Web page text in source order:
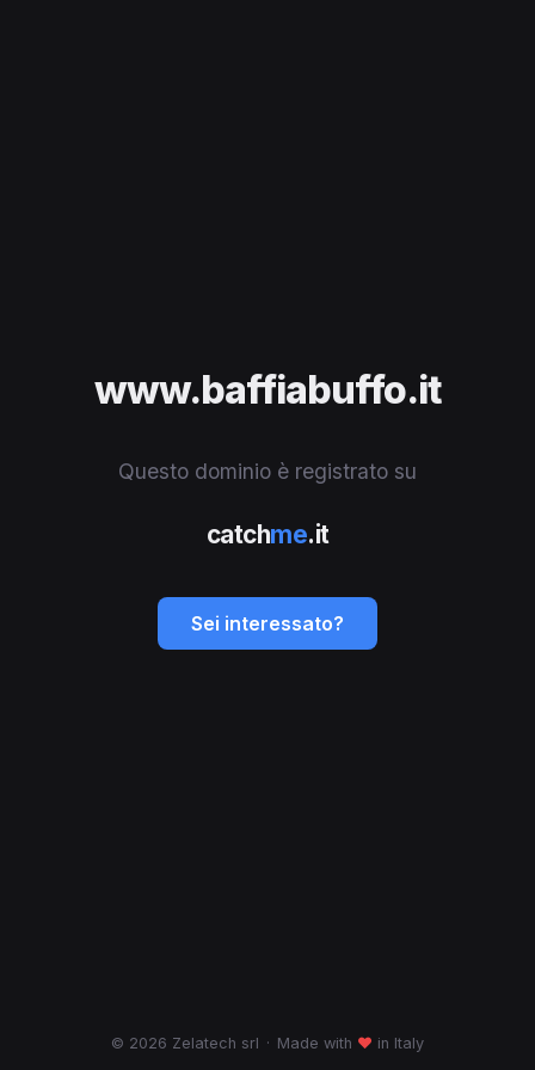
www.baffiabuffo.it
Questo dominio è registrato su
catchme.it
Sei interessato?
© 2026 Zelatech srl · Made with ♥ in Italy